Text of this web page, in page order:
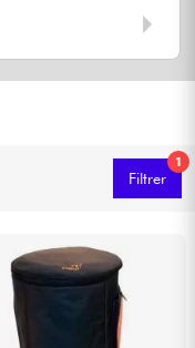
1
Filtrer